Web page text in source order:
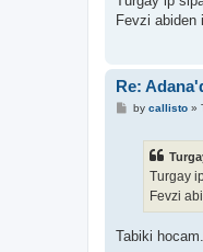
Fevzi abiden
Re:
Pby callisto»
Turgay
Fevzi
Tabiki